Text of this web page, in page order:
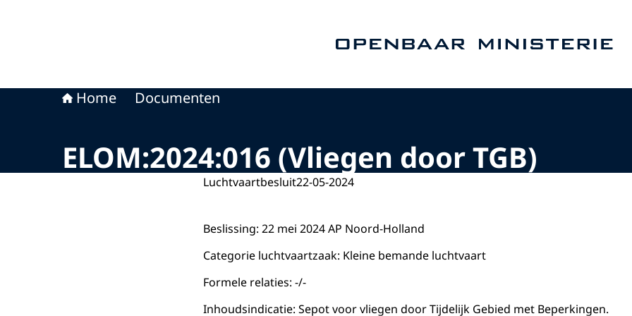
Home Documenten
ELOM:2024:016 (Vliegen door TGB)
Luchtvaartbesluit22-05-2024
Beslissing: 22 mei 2024 AP Noord-Holland
Categorie luchtvaartzaak: Kleine bemande luchtvaart
Formele relaties: -/-
Inhoudsindicatie: Sepot voor vliegen door Tijdelijk Gebied met Beperkingen.